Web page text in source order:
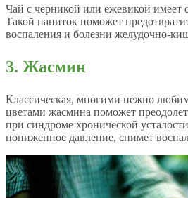
Чай с черникой или ежевикой имеет
Такой напиток поможет
воспаления и болезни желудочно-
3. Жасмин
Классическая, многими нежно
цветами жасмина поможет
при синдроме хронической
пониженное давление, снимет